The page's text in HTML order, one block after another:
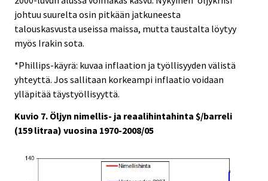
johtuu suurelta osin pitkään jatkuneesta
talouskasvusta useissa maissa, mutta taustalta löytyy
myös Irakin sota.
*Phillips-käyrä: kuvaa inflaation ja työllisyyden välistä
yhteyttä. Jos sallitaan korkeampi inflaatio voidaan
ylläpitää täystyöllisyyttä.
Kuvio 7. Öljyn nimellis- ja reaalihintahinta $/barreli
(159 litraa) vuosina 1970-2008/05